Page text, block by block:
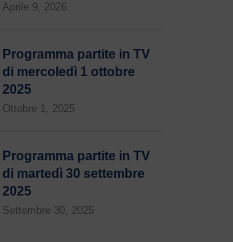
Aprile 9, 2026
Programma partite in TV
di mercoledì 1 ottobre
2025
Ottobre 1, 2025
Programma partite in TV
di martedì 30 settembre
2025
Settembre 30, 2025